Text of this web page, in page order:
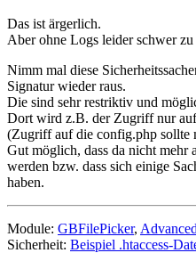
Das ist ärgerlich.
Aber ohne Logs leider schwer zu
Nimm mal diese
Signatur wieder raus.
Die sind sehr restriktiv und
Dort wird z.B. der Zugriff nur
(Zugriff auf die config.php sollte
Gut möglich, dass da nicht mehr
werden bzw. dass sich einige
haben.
Module: GBFilePicker,
Sicherheit: Beispiel .htaccess-